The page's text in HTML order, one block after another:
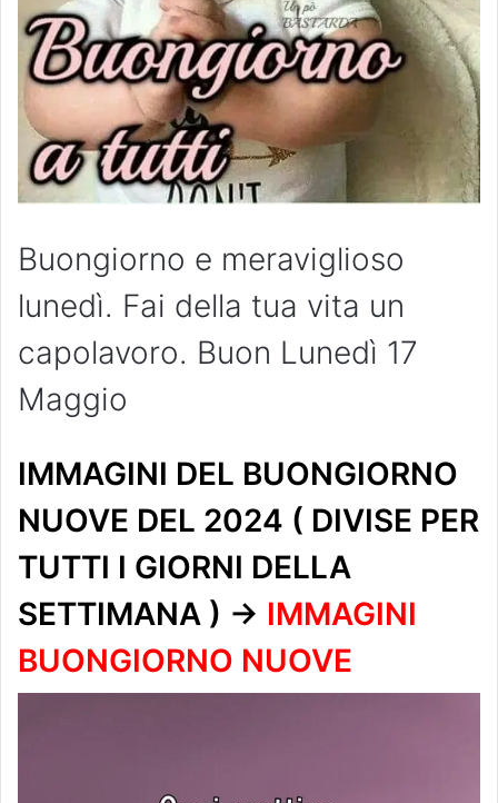
Buongiorno e meraviglioso
lunedì. Fai della tua vita un
capolavoro. Buon Lunedì 17
Maggio
IMMAGINI DEL BUONGIORNO
NUOVE DEL 2024 ( DIVISE PER
TUTTI I GIORNI DELLA
SETTIMANA ) -> IMMAGINI
BUONGIORNO NUOVE